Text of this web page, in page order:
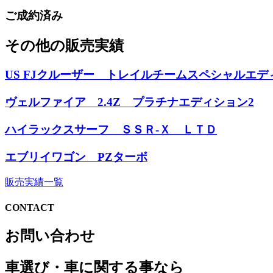
ご成約済み
その他の販売実績
US FJクルーザー トレイルチームスペシャルエデ
ヴェルファイア 2.4Z プラチナエディション2
ハイラックスサーフ ＳＳＲ-Ｘ ＬＴＤ
エブリイワゴン PZターボ
販売実績一覧
CONTACT
お問い合わせ
車選び・車に関する事なら